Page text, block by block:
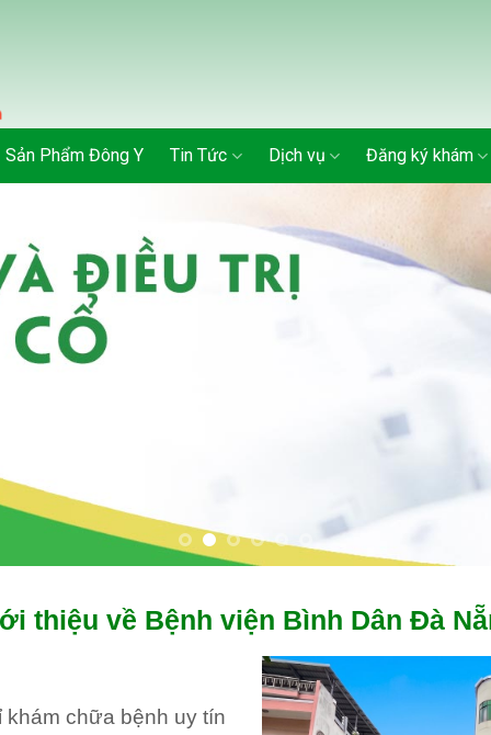
Sản Phẩm Đông Y Tin Tức Dịch vụ Đăng ký khám
thiệu về Bệnh viện Bình Dân Đà
chữa bệnh uy tín